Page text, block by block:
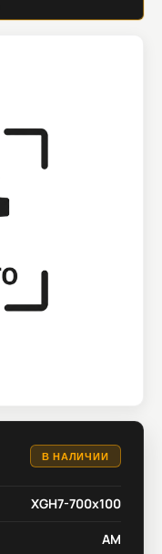
В НАЛИЧИИ
XGH7-700x100
AM